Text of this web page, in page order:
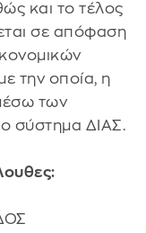
και το τέλος
σε απόφαση
την οποία, η
των
σύστημα ΔΙΑΣ.